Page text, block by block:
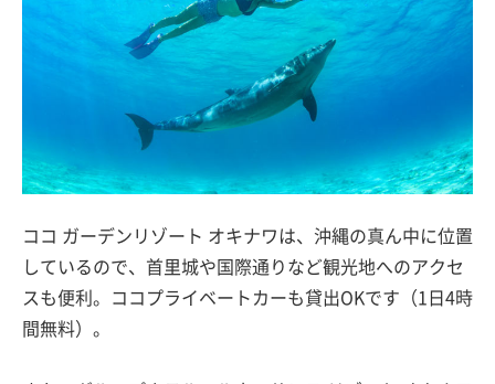
ココ ガーデンリゾート オキナワは、沖縄の真ん中に位置
しているので、首里城や国際通りなど観光地へのアクセ
スも便利。ココプライベートカーも貸出OKです（1日4時
間無料）。